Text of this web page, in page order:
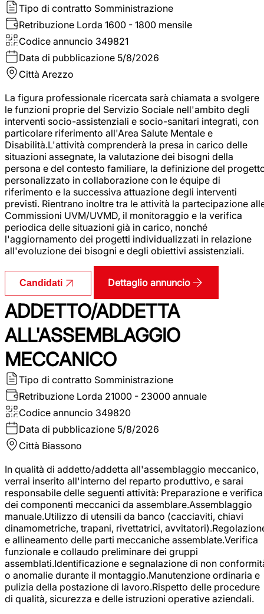
Tipo di contratto Somministrazione
Retribuzione Lorda 1600 - 1800 mensile
Codice annuncio 349821
Data di pubblicazione 5/8/2026
Città Arezzo
La figura professionale ricercata sarà chiamata a svolgere
le funzioni proprie del Servizio Sociale nell'ambito degli
interventi socio-assistenziali e socio-sanitari integrati, con
particolare riferimento all'Area Salute Mentale e
Disabilità.L'attività comprenderà la presa in carico delle
situazioni assegnate, la valutazione dei bisogni della
persona e del contesto familiare, la definizione del
personalizzato in collaborazione con le équipe di
riferimento e la successiva attuazione degli interventi
previsti. Rientrano inoltre tra le attività la partecipazione
Commissioni UVM/UVMD, il monitoraggio e la verifica
periodica delle situazioni già in carico, nonché
l'aggiornamento dei progetti individualizzati in relazione
all'evoluzione dei bisogni e degli obiettivi assistenziali.
Candidati Dettaglio annuncio
ADDETTO/ADDETTA
ALL'ASSEMBLAGGIO
MECCANICO
Tipo di contratto Somministrazione
Retribuzione Lorda 21000 - 23000 annuale
Codice annuncio 349820
Data di pubblicazione 5/8/2026
Città Biassono
In qualità di addetto/addetta all'assemblaggio meccanico,
verrai inserito all'interno del reparto produttivo, e sarai
responsabile delle seguenti attività: Preparazione e verifica
dei componenti meccanici da assemblare.Assemblaggio
manuale.Utilizzo di utensili da banco (cacciaviti, chiavi
dinamometriche, trapani, rivettatrici,
e allineamento delle parti meccaniche assemblate.Verifica
funzionale e collaudo preliminare dei gruppi
assemblati.Identificazione e segnalazione di non
o anomalie durante il montaggio.Manutenzione ordinaria e
pulizia della postazione di lavoro.Rispetto delle procedure
di qualità, sicurezza e delle istruzioni operative aziendali.